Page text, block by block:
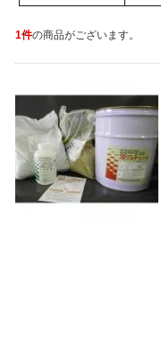
1件の商品がございます。